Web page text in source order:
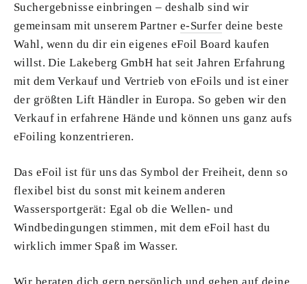
Suchergebnisse einbringen – deshalb sind wir
gemeinsam mit unserem Partner e-Surfer deine beste
Wahl, wenn du dir ein eigenes eFoil Board kaufen
willst. Die Lakeberg GmbH hat seit Jahren Erfahrung
mit dem Verkauf und Vertrieb von eFoils und ist einer
der größten Lift Händler in Europa. So geben wir den
Verkauf in erfahrene Hände und können uns ganz aufs
eFoiling konzentrieren.
Das eFoil ist für uns das Symbol der Freiheit, denn so
flexibel bist du sonst mit keinem anderen
Wassersportgerät: Egal ob die Wellen- und
Windbedingungen stimmen, mit dem eFoil hast du
wirklich immer Spaß im Wasser.